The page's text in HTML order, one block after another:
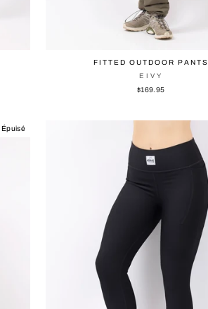
FITTED OUTDOOR PANTS
EIVY
$169.95
Épuisé